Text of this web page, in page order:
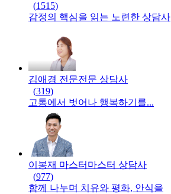
(1515)
감정의 핵심을 읽는 노련한 상담사
김애경 전문전문 상담사
(319)
고통에서 벗어나 행복하기를...
이봉재 마스터 마스터 상담사
(977)
함께 나누며 치유와 평화, 안식을